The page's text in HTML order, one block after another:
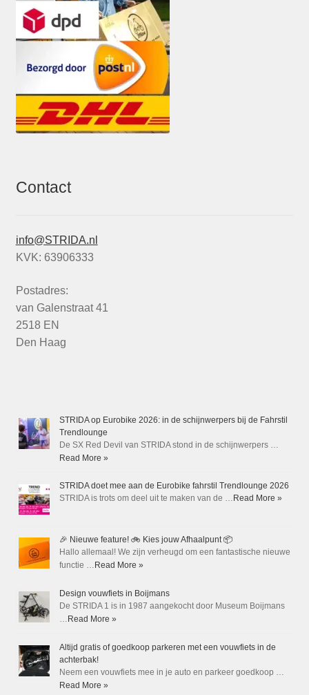
Contact
info@STRIDA.nl
KVK: 63906333
Postadres:
van Galenstraat 41
2518 EN
Den Haag
STRIDA op Eurobike 2026: in de schijnwerpers bij de Fahrstil
Trendlounge
De SX Red Devil van STRIDA stond in de schijnwerpers …
Read More »
STRIDA doet mee aan de Eurobike fahrstil Trendlounge 2026
STRIDA is trots om deel uit te maken van de … Read More »
🎉 Nieuwe feature! 🚲 Kies jouw Afhaalpunt 📦
Hallo allemaal! We zijn verheugd om een fantastische nieuwe
functie … Read More »
Design vouwfiets in Boijmans
De STRIDA 1 is in 1987 aangekocht door Museum Boijmans
… Read More »
Altijd gratis of goedkoop parkeren met een vouwfiets in de
achterbak!
Neem een vouwfiets mee in je auto en parkeer goedkoop …
Read More »